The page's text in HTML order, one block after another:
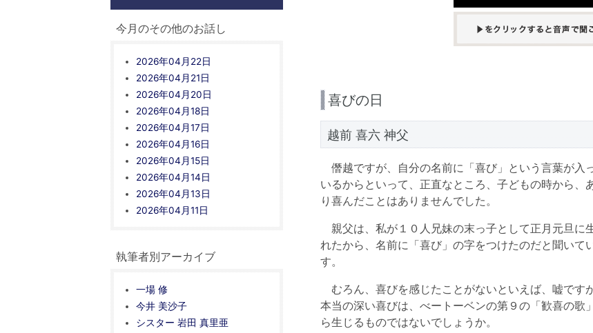
喜びの日
越前 喜六 神父
僭越ですが、自分の名前に「喜び」という言葉が入
いるからといって、正直なところ、子どもの時から、
り喜んだことはありませんでした。
親父は、私が１０人兄妹の末っ子として正月元旦に
れたから、名前に「喜び」の字をつけたのだと聞いて
す。
むろん、喜びを感じたことがないといえば、嘘ですが
本当の深い喜びは、べートーベンの第９の「歓喜の歌
ら生じるものではないでしょうか。
今月のその他のお話し
2026年04月22日
2026年04月21日
2026年04月20日
2026年04月18日
2026年04月17日
2026年04月16日
2026年04月15日
2026年04月14日
2026年04月13日
2026年04月11日
執筆者別アーカイブ
一場 修
今井 美沙子
シスター 岩田 真里亜